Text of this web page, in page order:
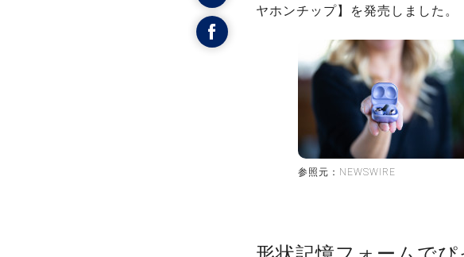
ヤホンチップ】を発売しました。
参照元：NEWSWIRE